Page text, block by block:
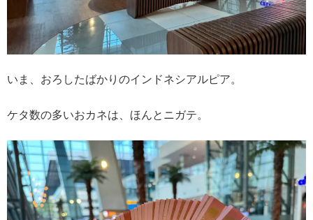
いま、おろしたばかりのインドネシアルピア。
ケタ数の多いおカネは、ほんとニガテ。